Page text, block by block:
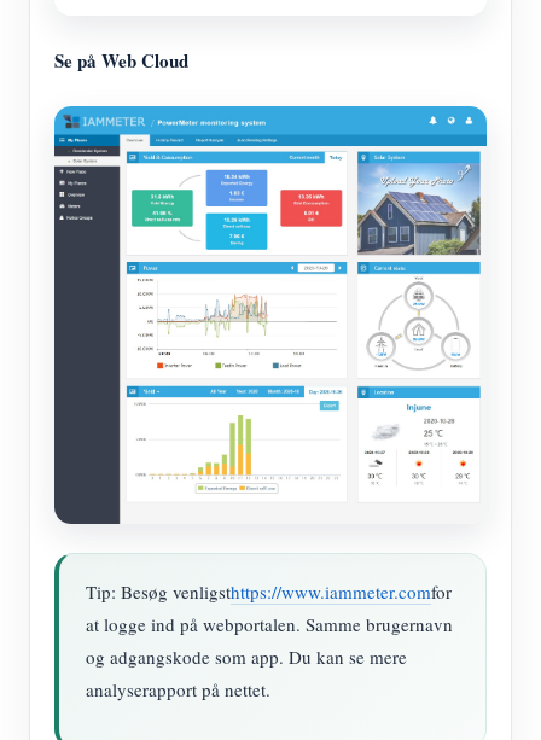
Se på Web Cloud
Tip: Besøg venligsthttps://www.iammeter.comfor
at logge ind på webportalen. Samme brugernavn
og adgangskode som app. Du kan se mere
analyserapport på nettet.